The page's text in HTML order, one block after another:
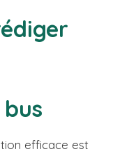
efficace est